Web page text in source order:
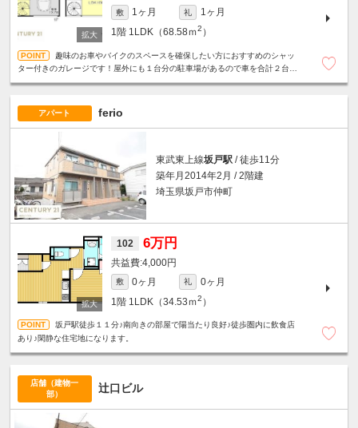
敷 1ヶ月 礼
1ヶ月
1階 1LDK（68.58ｍ2 ）
趣味のお車やバイクのスペースを確保したい方におすすめのシャッ
ター付きのガレージです！屋外にも１台分の駐車場があるので車を合計２台駐
アパート ferio
東武東上線坂戸駅 / 徒歩11分
築年月2014年2月 / 2階建
埼玉県坂戸市仲町
102 6万円
4,000円
敷 0ヶ月 礼
0ヶ月
1階 1LDK（34.53ｍ2 ）
坂戸駅徒歩１１分♪南向きの部屋で陽当たり良好♪徒歩圏内に飲食店
あり♪閑静な住宅地になります。
店舗（建物一
部）
辻口ビル